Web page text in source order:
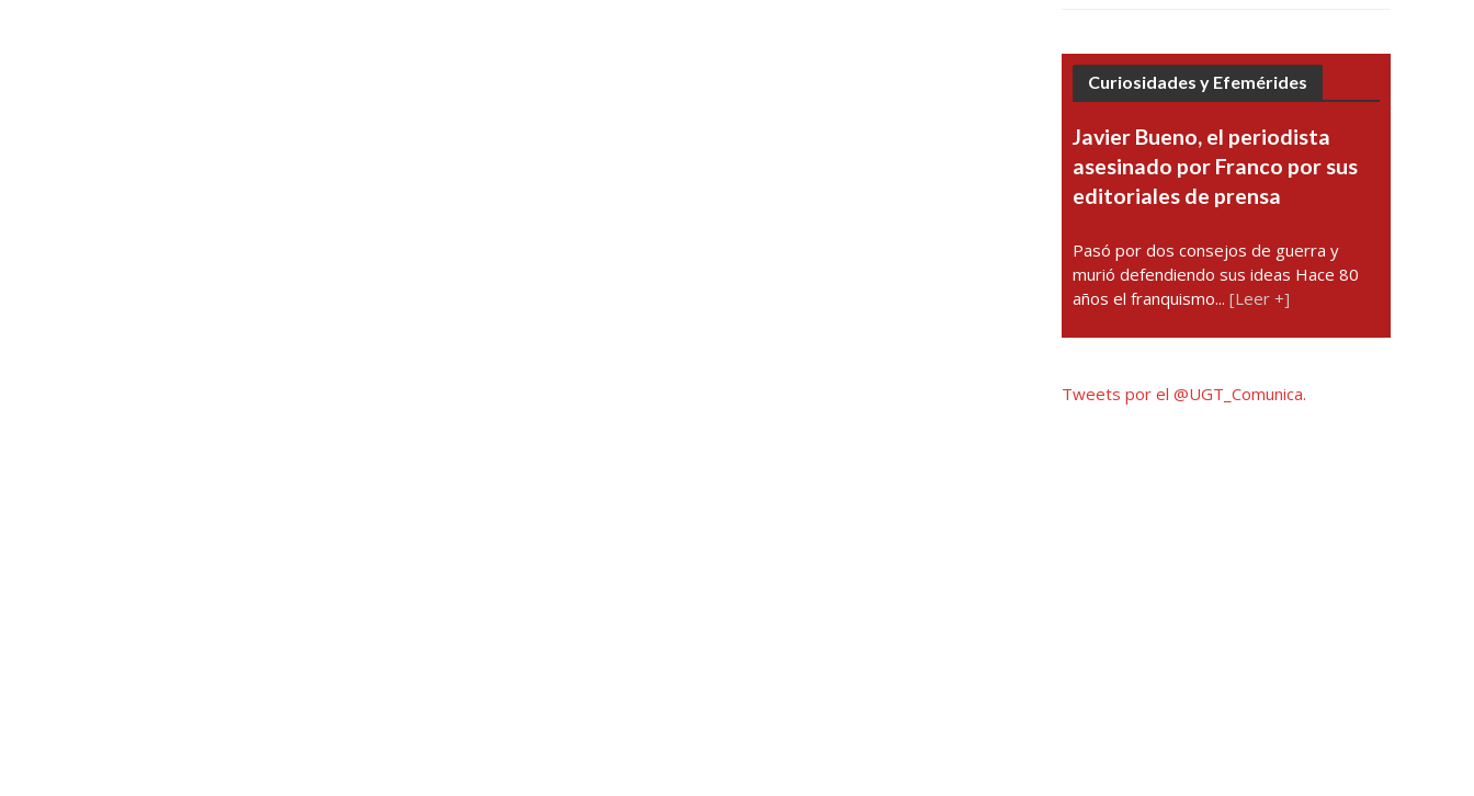
Curiosidades y Efemérides
Javier Bueno, el periodista
asesinado por Franco por sus
editoriales de prensa
Pasó por dos consejos de guerra y
murió defendiendo sus ideas Hace 80
años el franquismo...[Leer +]
Tweets por el @UGT_Comunica.